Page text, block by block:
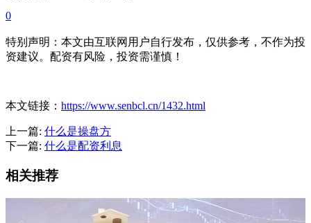
0
特别声明：本文由互联网用户自行发布，仅供参考，不作为投
资建议。配资有风险，投资需谨慎！
本文链接： https://www.senbcl.cn/1432.html
上一篇: 什么是操盘方
下一篇: 什么是配资利息
相关推荐